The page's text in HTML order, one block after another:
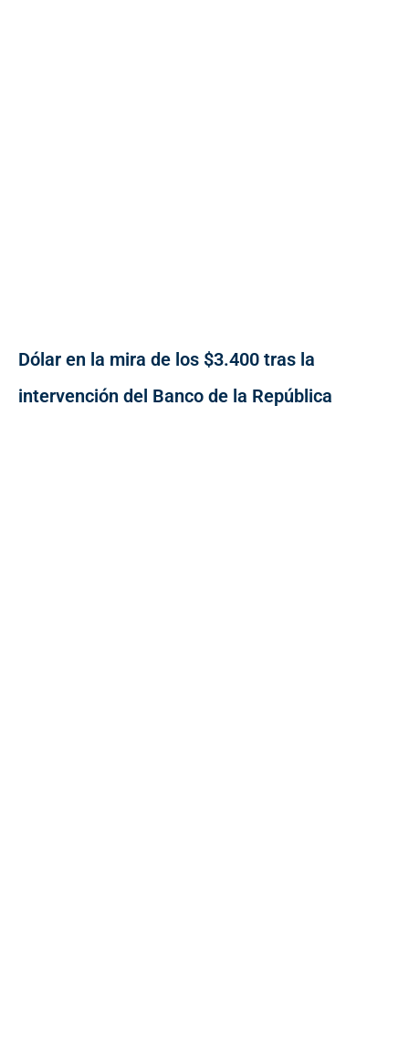
Dólar en la mira de los $3.400 tras la
intervención del Banco de la República